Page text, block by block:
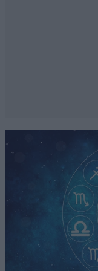
Δυστυχώς
είναι αλήθεια.. "
καταθέσεων και
μεγαλύτερη στην
Απαντήστε
Ο Τσίπρας